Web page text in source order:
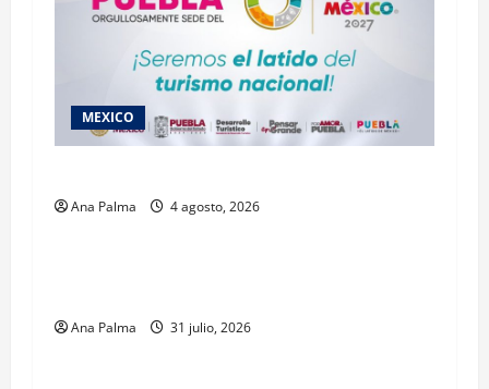
MEXICO
Ana Palma 4 agosto, 2026
Estados
Ana Palma 31 julio, 2026
MEXICO